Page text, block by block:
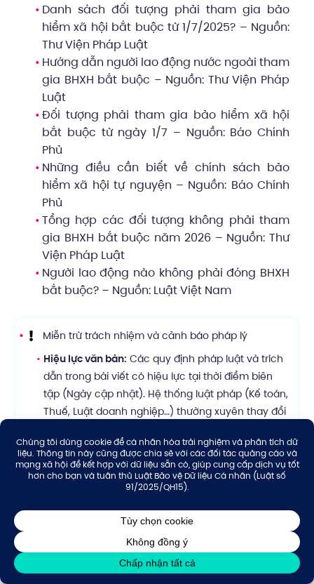
Danh sách đối tượng phải tham gia bảo
hiểm xã hội bắt buộc từ 1/7/2025? – Nguồn:
Thư Viện Pháp Luật
Hướng dẫn người lao động nước ngoài tham
gia BHXH bắt buộc – Nguồn: Thư Viện Pháp
Luật
Đối tượng phải tham gia bảo hiểm xã hội
bắt buộc từ ngày 1/7 – Nguồn: Báo Chính
Phủ
Những điều cần biết về chính sách bảo
hiểm xã hội tự nguyện – Nguồn: Báo Chính
Phủ
Tổng hợp các đối tượng không phải tham
gia BHXH bắt buộc năm 2026 – Nguồn: Thư
Viện Pháp Luật
Người lao động nào không phải đóng BHXH
bắt buộc? – Nguồn: Luật Việt Nam
Miễn trừ trách nhiệm và cảnh báo pháp lý
Hiệu lực văn bản: Các quy định pháp luật và trích
dẫn trong bài viết có hiệu lực tại thời điểm biên
tập (Ngày cập nhật). Hệ thống luật pháp (Kế toán,
Thuế, Luật doanh nghiệp…) thường xuyên thay đổi
Khuyến cáo:Nội dung chỉ mang tính chất tham
khảo chung.Doanh nghiệp vui lòng không tự ý áp
dụngkhi chưa đối chiếu với quy định hiện hành
các thiệt hại phát sinh từ việc tự ý áp dụng kiến
thức trên website. Để có giải pháp an toàn và